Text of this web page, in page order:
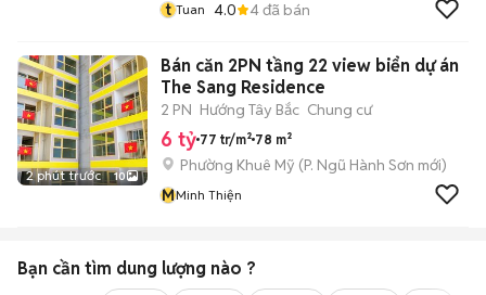
t Tuan 4.0 4đã bán
2 phút trước 10
Bán căn 2PN tầng 22 view biển dự án
The Sang Residence
2 PN Hướng Tây Bắc Chung cư
6 tỷ 77 tr/m² 78 m²
Phường Khuê Mỹ (P. Ngũ Hành Sơn mới)
MMinh Thiện
Bạn cần tìm dung lượng nào ?